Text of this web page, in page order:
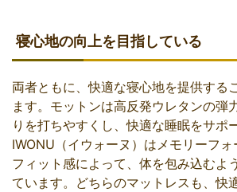
寝心地の向上を目指している
両者ともに、快適な寝心地を提供する
ます。モットンは高反発ウレタンの弾
りを打ちやすくし、快適な睡眠をサポ
IWONU（イウォーヌ）はメモリーフォ
フィット感によって、体を包み込むよ
ています。どちらのマットレスも、快